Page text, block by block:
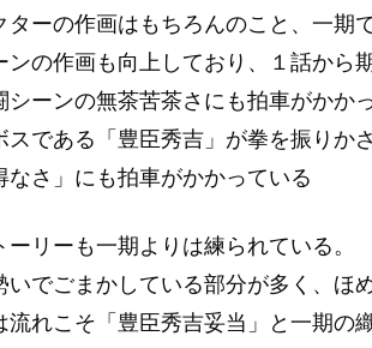
ターの作画はもちろんのこと、一期
ンの作画も向上しており、１話から
シーンの無茶苦茶さにも拍車がかか
スである「豊臣秀吉」が拳を振りか
なさ」にも拍車がかかっている
ーリーも一期よりは練られている。
いでごまかしている部分が多く、ほ
流れこそ「豊臣秀吉妥当」と一期の